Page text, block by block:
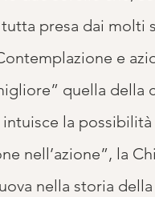
presa dai molti
e
quella della
la
nell’azione”, la
nella storia